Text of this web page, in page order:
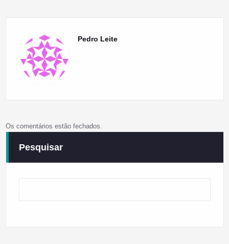
Pedro Leite
Os comentários estão fechados.
Pesquisar